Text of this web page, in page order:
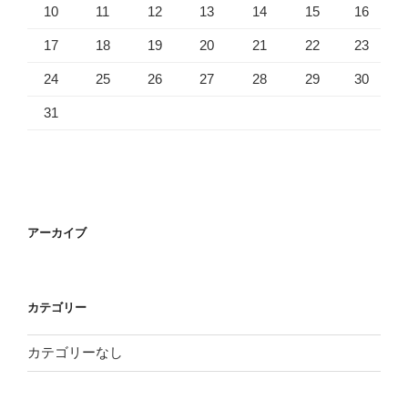
10 11 12 13 14 15 16
17 18 19 20 21 22 23
24 25 26 27 28 29 30
31
アーカイブ
カテゴリー
カテゴリーなし